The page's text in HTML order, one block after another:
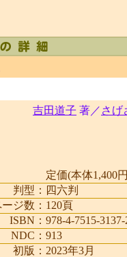
吉田道子 著／ さげ
定価(本体1,400
判型： 四六判
ジ数： 120頁
ISBN： 978-4-7515-3137-
NDC： 913
初版： 2023年3月